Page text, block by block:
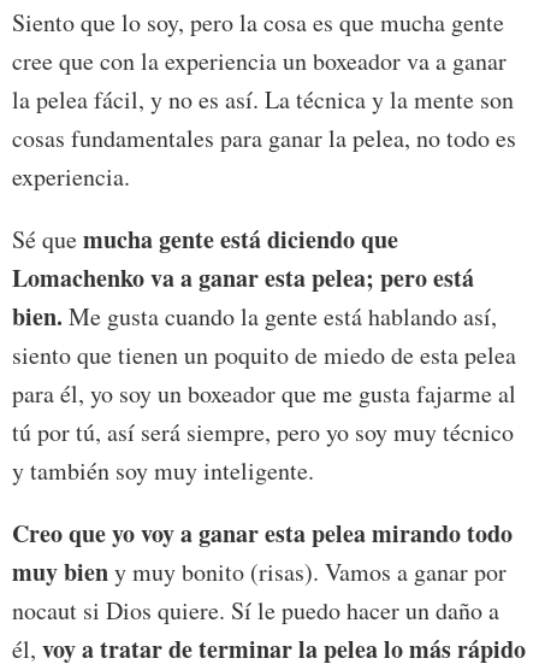
Siento que lo soy, pero la cosa es que mucha gente
cree que con la experiencia un boxeador va a ganar
la pelea fácil, y no es así. La técnica y la mente son
cosas fundamentales para ganar la pelea, no todo es
experiencia.
Sé quemucha gente está diciendo que
Lomachenko va a ganar esta pelea; pero está
bien. Me gusta cuando la gente está hablando así,
siento que tienen un poquito de miedo de esta pelea
para él, yo soy un boxeador que me gusta fajarme al
tú por tú, así será siempre, pero yo soy muy técnico
y también soy muy inteligente.
Creo que yo voy a ganar esta pelea mirando todo
muy bieny muy bonito (risas). Vamos a ganar por
nocaut si Dios quiere. Sí le puedo hacer un daño a
él, voy a tratar de terminar la pelea lo más rápido